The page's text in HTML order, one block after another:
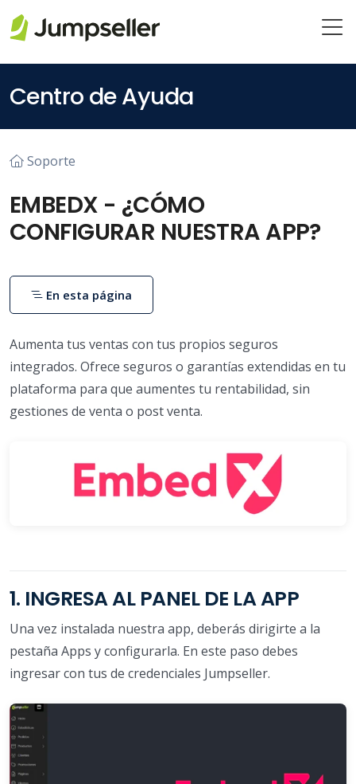
Centro de Ayuda
Soporte
EMBEDX - ¿CÓMO
CONFIGURAR NUESTRA APP?
Aumenta tus ventas con tus propios seguros
integrados. Ofrece seguros o garantías extendidas en tu
plataforma para que aumentes tu rentabilidad, sin
gestiones de venta o post venta.
1. INGRESA AL PANEL DE LA APP
Una vez instalada nuestra app, deberás dirigirte a la
pestaña Apps y configurarla. En este paso debes
ingresar con tus de credenciales Jumpseller.
En esta página